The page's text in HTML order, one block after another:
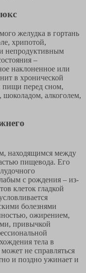
желудка в гортань
хрипотой,
непродуктивным
–
наклоненное или
в хронической
пищи перед сном,
алкоголем,
находящимся между
пищевода. Его
с рождения – из-
клеток гладкой
болезнями
ожирением,
привычкой
тела в
не справляться
и поздно ужинает и